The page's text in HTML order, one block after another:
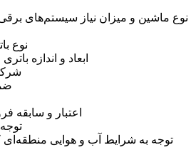
نوع ماشین و میزان نیاز سیستم‌های
نوع
ابعاد و اندازه
اعتبار و سابقه
توجه
توجه به شرایط آب و هوایی منطقه‌ای